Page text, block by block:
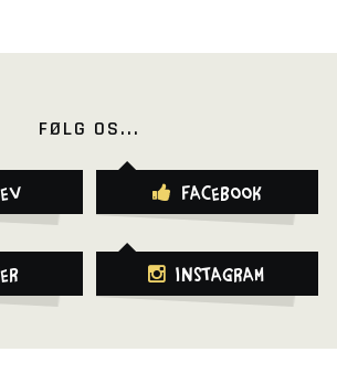
FØLG OS...
Facebook
Instagram